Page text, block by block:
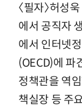
〈필자〉허성
에서 공직자
에서 인터넷
(OECD)에 파
정책관을 역
책실장 등 주